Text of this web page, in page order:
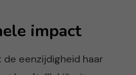
impact
eenzijdigheid haar